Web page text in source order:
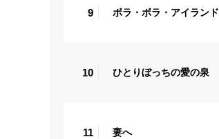
9 ボラ・ボラ・アイランド
10 ひとりぼっちの愛の泉
11 妻へ